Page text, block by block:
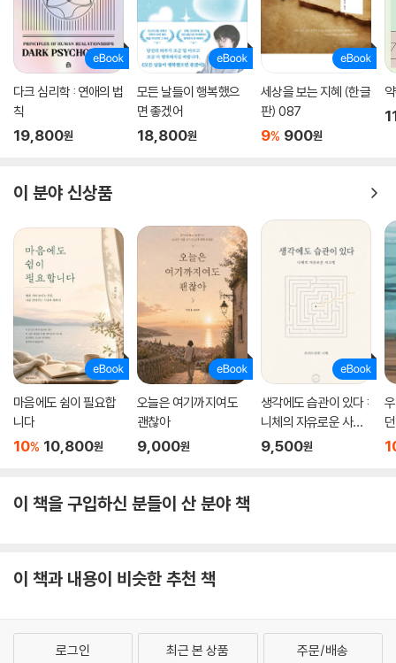
다크 심리학 : 연애의 법
칙
19,800원
모든 날들이 행복했으
면 좋겠어
18,800원
세상을 보는 지혜 (한글
판) 087
9% 900원
이 분야 신상품
마음에도 쉼이 필요합
니다
10% 10,800원
오늘은 여기까지여도
괜찮아
9,000원
생각에도 습관이 있다 :
니체의 자유로운 사고
법
9,500원
이 책을 구입하신 분들이 산 분야 책
이 책과 내용이 비슷한 추천 책
로그인 최근 본 상품 주문/배송